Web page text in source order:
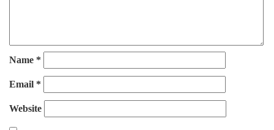
Name *
Email *
Website